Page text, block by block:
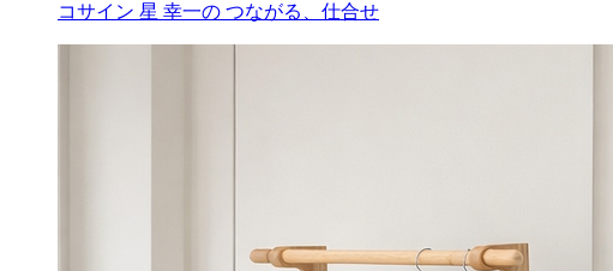
コサイン 星 幸一の つながる、仕合せ